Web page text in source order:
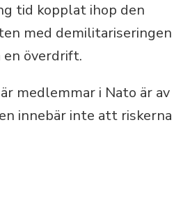
tid kopplat ihop den
med demilitariseringen
en överdrift.
medlemmar i Nato är av
innebär inte att riskerna